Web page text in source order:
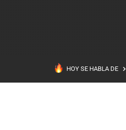
HOY SE HABLA DE